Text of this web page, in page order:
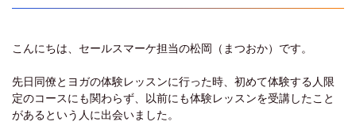
こんにちは、セールスマーケ担当の松岡（まつおか）です。
先日同僚とヨガの体験レッスンに行った時、初めて体験する人限
定のコースにも関わらず、以前にも体験レッスンを受講したこと
があるという人に出会いました。